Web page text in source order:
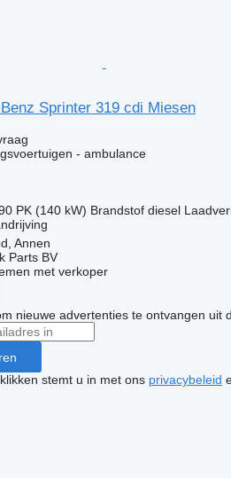
Sprinter 319 cdi Miesen
- ambulance
PK (140 kW) Brandstof diesel
Annen
Parts BV
met verkoper
nieuwe advertenties te ontvangen uit
stemt u in met ons privacybeleid